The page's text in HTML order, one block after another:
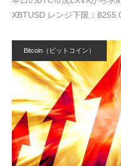
XBTUSD レンジ下限：
Bitcoin（ビットコイン）